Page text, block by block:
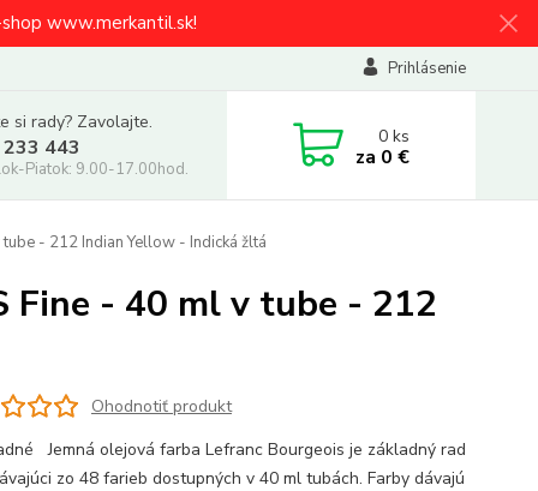
www.merkantil.sk!
Prihlásenie
si rady? Zavolajte.
443
Piatok: 9.00-17.00hod.
0ks
za 0 €
- 212 Indian Yellow - Indická žltá
Fine - 40 ml v tube - 212
Ohodnotiť produkt
Jemná olejová farba Lefranc Bourgeois je základný rad
zo 48 farieb dostupných v 40 ml tubách. Farby dávajú